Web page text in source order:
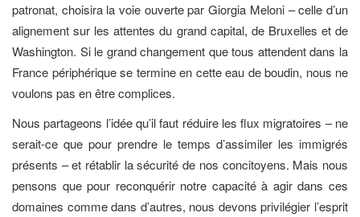
patronat, choisira la voie ouverte par Giorgia Meloni – celle d’un
alignement sur les attentes du grand capital, de Bruxelles et de
Washington. Si le grand changement que tous attendent dans la
France périphérique se termine en cette eau de boudin, nous ne
voulons pas en être complices.
Nous partageons l’idée qu’il faut réduire les flux migratoires – ne
serait-ce que pour prendre le temps d’assimiler les immigrés
présents – et rétablir la sécurité de nos concitoyens. Mais nous
pensons que pour reconquérir notre capacité à agir dans ces
domaines comme dans d’autres, nous devons privilégier l’esprit